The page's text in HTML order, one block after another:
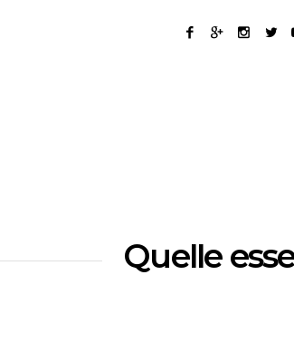
Quelle